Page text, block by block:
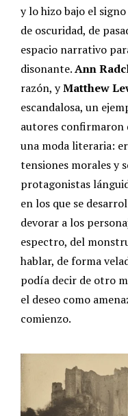
y lo hizo bajo el
de oscuridad, de
espacio narrativo
disonante.Ann
razón, yMatthew
escandalosa, un
autores confirmaron
una moda literaria:
tensiones morales y
protagonistas
en los que se
devorar a los
espectro, del
hablar, de forma
podía decir de otro
el deseo como
comienzo.